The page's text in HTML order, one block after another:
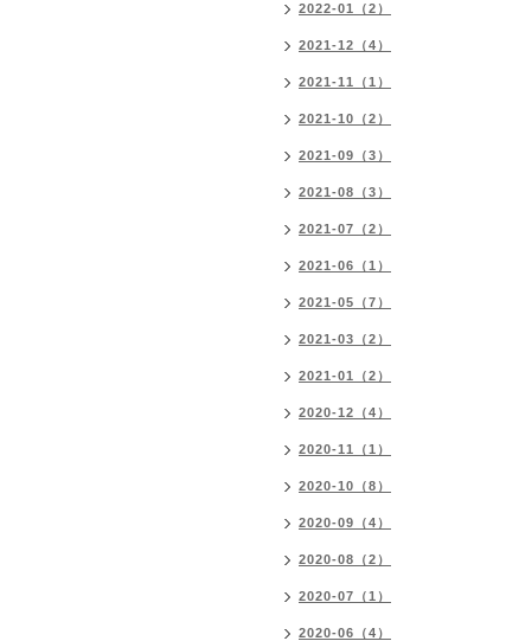
2022-01（2）
2021-12（4）
2021-11（1）
2021-10（2）
2021-09（3）
2021-08（3）
2021-07（2）
2021-06（1）
2021-05（7）
2021-03（2）
2021-01（2）
2020-12（4）
2020-11（1）
2020-10（8）
2020-09（4）
2020-08（2）
2020-07（1）
2020-06（4）